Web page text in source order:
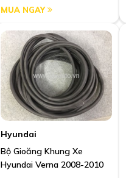
MUA NGAY
Hyundai
Bộ Gioăng Khung Xe
Hyundai Verna 2008-2010